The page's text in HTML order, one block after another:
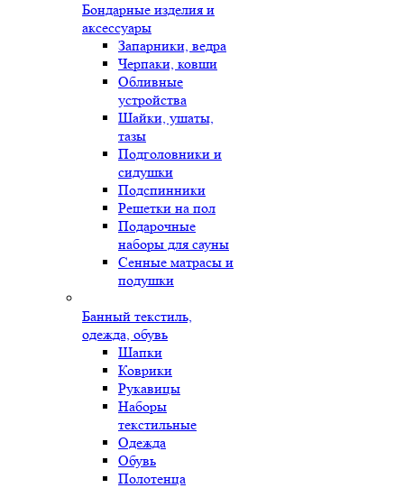
Бондарные изделия и
аксессуары
Запарники, ведра
Черпаки, ковши
Обливные
устройства
Шайки, ушаты,
тазы
Подголовники и
сидушки
Подспинники
Решетки на пол
Подарочные
наборы для сауны
Сенные матрасы и
подушки
Банный текстиль,
одежда, обувь
Шапки
Коврики
Рукавицы
Наборы
текстильные
Одежда
Обувь
Полотенца